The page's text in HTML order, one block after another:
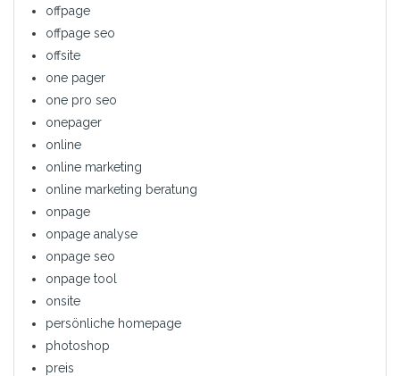
offpage
offpage seo
offsite
one pager
one pro seo
onepager
online
online marketing
online marketing beratung
onpage
onpage analyse
onpage seo
onpage tool
onsite
persönliche homepage
photoshop
preis